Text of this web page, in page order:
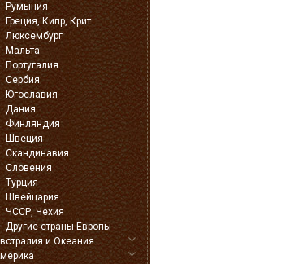
Румыния
Греция, Кипр, Крит
Люксембург
Мальта
Португалия
Сербия
Югославия
Дания
Финляндия
Швеция
Скандинавия
Словения
Турция
Швейцария
ЧССР, Чехия
Другие страны Европы
и Океания